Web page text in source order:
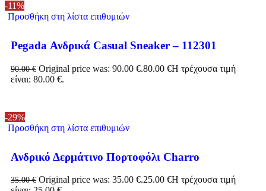
-11%
Προσθήκη στη λίστα επιθυμιών
Pegada Ανδρικά Casual Sneaker – 112301
90.00€ Original price was: 90.00 €.80.00 €Η τρέχουσα τιμή
είναι: 80.00 €.
-29%
Προσθήκη στη λίστα επιθυμιών
Ανδρικό Δερμάτινο Πορτοφόλι Charro
35.00€ Original price was: 35.00 €.25.00 €Η τρέχουσα τιμή